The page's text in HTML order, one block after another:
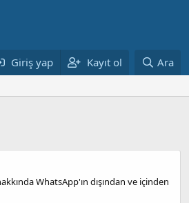
Giriş yap Kayıt ol Ara
WhatsApp'ın dışından ve içinden